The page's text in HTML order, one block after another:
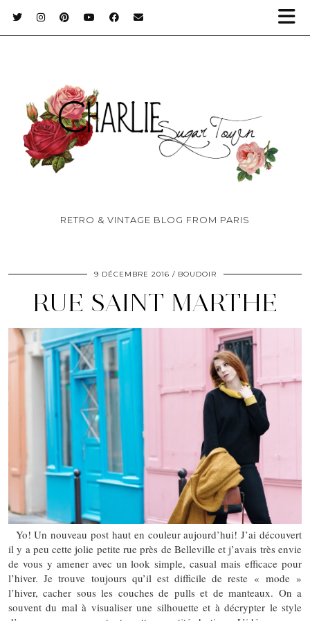
RETRO & VINTAGE BLOG FROM PARIS
9 DÉCEMBRE 2016 BOUDOIR
RUE SAINT MARTHE
Yo! Un nouveau post haut en couleur aujourd’hui! J’ai découvert
il y a peu cette jolie petite rue près de Belleville et j’avais très envie
de vous y amener avec un look simple, casual mais efficace pour
l’hiver. Je trouve toujours qu’il est difficile de reste « mode »
l’hiver, cacher sous les couches de pulls et de manteaux. On a
souvent du mal à visualiser une silhouette et à décrypter le style